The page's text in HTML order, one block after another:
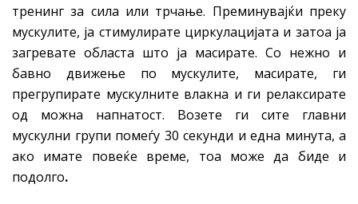
тренинг за сила или трчање. Преминувајќи преку
мускулите, ја стимулирате циркулацијата и затоа ја
загревате областа што ја масирате. Со нежно и
бавно движење по мускулите, масирате, ги
прегрупирате мускулните влакна и ги релаксирате
од можна напнатост. Возете ги сите главни
мускулни групи помеѓу 30 секунди и една минута, а
ако имате повеќе време, тоа може да биде и
подолго.